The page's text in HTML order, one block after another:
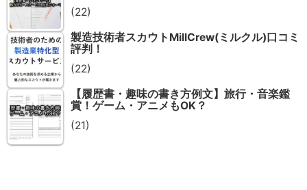
(22)
製造技術者スカウトMillCrew(ミルクル)口コミ
評判！
(22)
【履歴書・趣味の書き方例文】旅行・音楽鑑
賞！ゲーム・アニメもOK？
(21)